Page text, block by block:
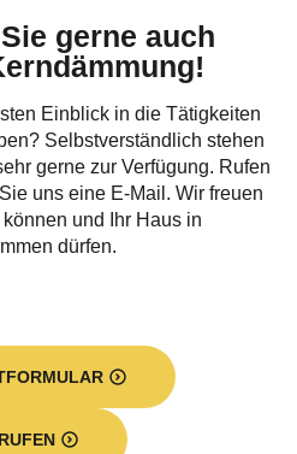
gerne auch
Einblick in die Tätigkeiten
Selbstverständlich stehen
gerne zur Verfügung. Rufen
uns eine E-Mail. Wir freuen
und Ihr Haus in
dürfen.